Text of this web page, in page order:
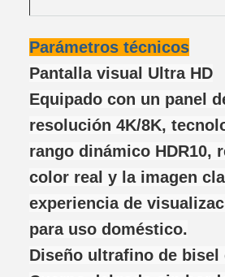
Parámetros técnicos
Pantalla visual Ultra HD
Equipado con un panel
resolución 4K/8K,
rango dinámico HDR10,
color real y la imagen
experiencia de
para uso doméstico.
Diseño ultrafino de bisel